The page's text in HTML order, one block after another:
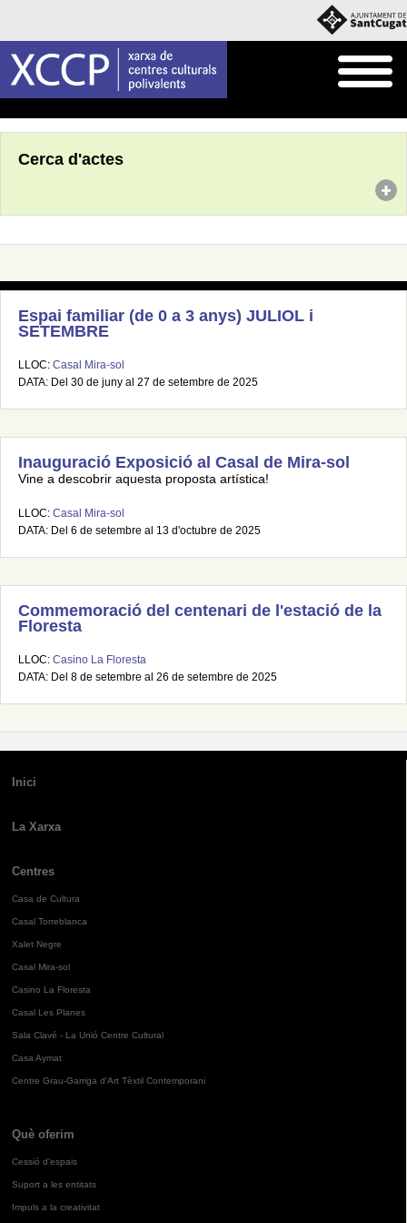
Cerca d'actes
Espai familiar (de 0 a 3 anys) JULIOL i
SETEMBRE
LLOC: Casal Mira-sol
DATA: Del 30 de juny al 27 de setembre de 2025
Inauguració Exposició al Casal de Mira-sol
Vine a descobrir aquesta proposta artística!
LLOC: Casal Mira-sol
DATA: Del 6 de setembre al 13 d'octubre de 2025
Commemoració del centenari de l'estació de la
Floresta
LLOC: Casino La Floresta
DATA: Del 8 de setembre al 26 de setembre de 2025
Inici
La Xarxa
Centres
Casa de Cultura
Casal Torreblanca
Xalet Negre
Casal Mira-sol
Casino La Floresta
Casal Les Planes
Sala Clavé - La Unió Centre Cultural
Casa Aymat
Centre Grau-Garriga d'Art Tèxtil Contemporani
Què oferim
Cessió d'espais
Suport a les entitats
Impuls a la creativitat